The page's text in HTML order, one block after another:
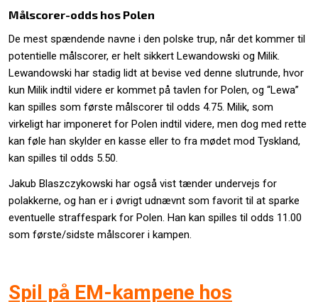
Målscorer-odds hos Polen
De mest spændende navne i den polske trup, når det kommer til
potentielle målscorer, er helt sikkert Lewandowski og Milik.
Lewandowski har stadig lidt at bevise ved denne slutrunde, hvor
kun Milik indtil videre er kommet på tavlen for Polen, og “Lewa”
kan spilles som første målscorer til odds 4.75. Milik, som
virkeligt har imponeret for Polen indtil videre, men dog med rette
kan føle han skylder en kasse eller to fra mødet mod Tyskland,
kan spilles til odds 5.50.
Jakub Blaszczykowski har også vist tænder undervejs for
polakkerne, og han er i øvrigt udnævnt som favorit til at sparke
eventuelle straffespark for Polen. Han kan spilles til odds 11.00
som første/sidste målscorer i kampen.
Spil på EM-kampene hos